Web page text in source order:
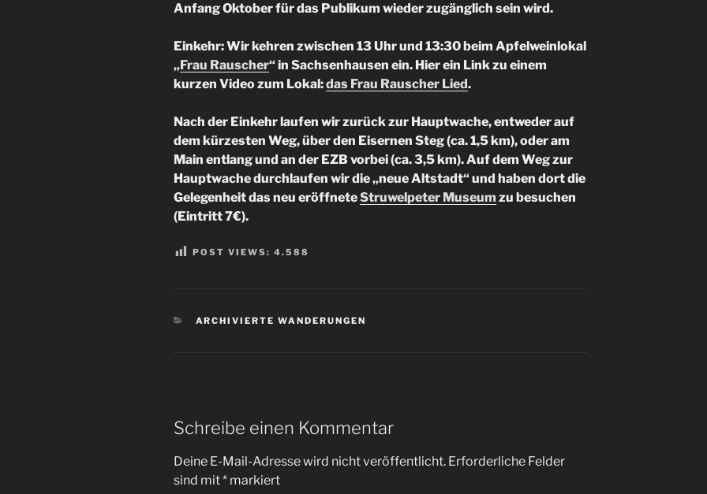
Anfang Oktober für das Publikum wieder zugänglich sein wird.
Einkehr: Wir kehren zwischen 13 Uhr und 13:30 beim Apfelweinlokal
„Frau Rauscher“ in Sachsenhausen ein. Hier ein Link zu einem
kurzen Video zum Lokal:das Frau Rauscher Lied.
Nach der Einkehr laufen wir zurück zur Hauptwache, entweder auf
dem kürzesten Weg, über den Eisernen Steg (ca. 1,5 km), oder am
Main entlang und an der EZB vorbei (ca. 3,5 km).Auf dem Weg zur
Hauptwache durchlaufen wir die „neue Altstadt“ und haben dort die
Gelegenheit das neu eröffneteStruwelpeter Museum zu besuchen
(Eintritt 7€).
POST VIEWS: 4.588
KATEGORIEN
ARCHIVIERTE WANDERUNGEN
Schreibe einen Kommentar
Deine E-Mail-Adresse wird nicht veröffentlicht. Erforderliche Felder
sind mit* markiert